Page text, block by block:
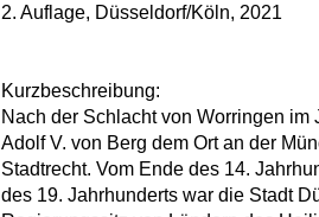
2. Auflage, Düsseldorf/Köln, 2021
Kurzbeschreibung:
Nach der Schlacht von Worringen im
Adolf V. von Berg dem Ort an der
Stadtrecht. Vom Ende des 14.
des 19. Jahrhunderts war die Stadt